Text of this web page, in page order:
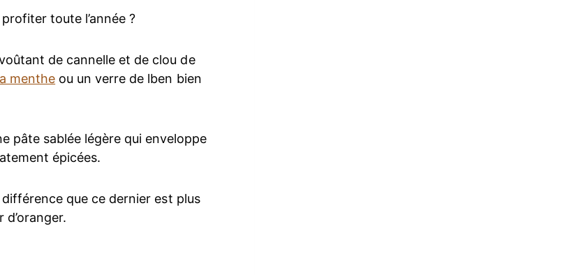
toute l’année ?
de cannelle et de clou de
menthe ou un verre de lben bien
pâte sablée légère qui enveloppe
épicées.
différence que ce dernier est plus